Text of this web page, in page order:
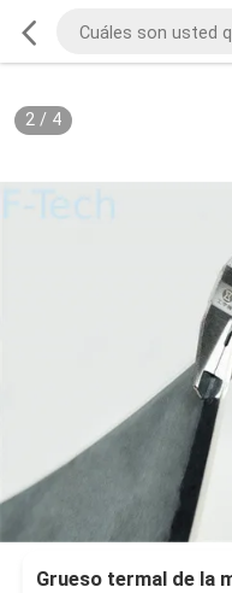
2/ 4
Grueso termal de la